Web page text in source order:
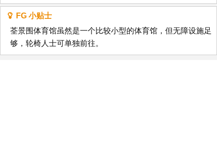
FG 小贴士
荃景围体育馆虽然是一个比较小型的体育馆，但无障设施足
够，轮椅人士可单独前往。